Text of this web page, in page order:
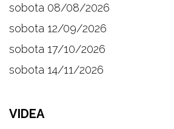
sobota 08/08/2026
sobota 12/09/2026
sobota 17/10/2026
sobota 14/11/2026
VIDEA